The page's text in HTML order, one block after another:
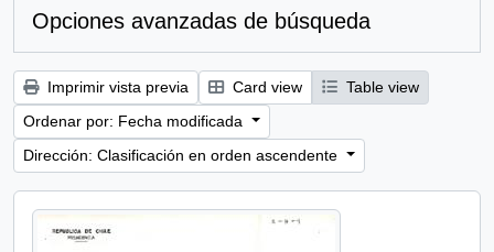
Opciones avanzadas de búsqueda
Imprimir vista previa Card view
Table view
Ordenar por: Fecha modificada
Dirección: Clasificación en orden ascendente